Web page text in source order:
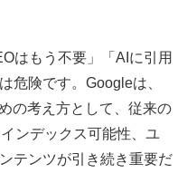
はもう不要」「AIに引用
危険です。Googleは、
の考え方として、従来の
ンデックス可能性、ユ
テンツが引き続き重要だ